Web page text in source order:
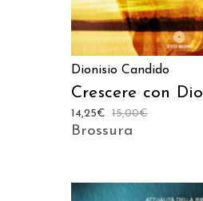
Dionisio Candido
Crescere con Dio
15,00€
14,25€
Brossura